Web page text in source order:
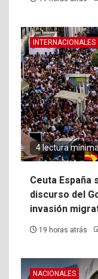
INTERNACIONALES
4 lectura
Ceuta España
discurso del
invasión
19 horas atrás
NACIONALES